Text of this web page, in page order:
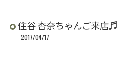
住谷 杏奈ちゃんご来店♬
2017/04/17